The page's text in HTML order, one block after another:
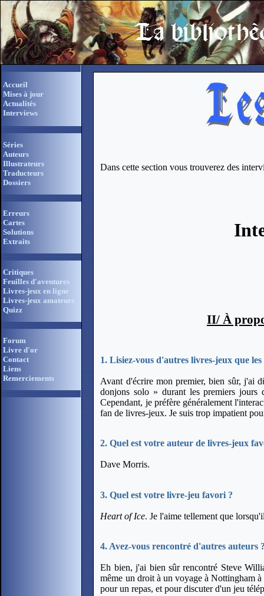
Accueil
Mises à jour
Actualités
Interviews
Séries
Auteurs
Illustrateurs
Traducteurs
Dossiers
Erreurs
Cartes
Solutions
Extraits
Critiques
Feuilles d'aventures
Livres-jeux en ligne
Livres-jeux amateurs
Quizz
Forum
Livre d'or
Contact
Liens
Remerciements
Dans cette section vous trouverez des
II/ À
1. Lisiez-vous d'autres livres-jeux que les
Avant d'écrire mon premier, bien sûr, j'ai
donjons solo » durant les premiers
Cependant, je préfère généralement
fan de livres-jeux. Je suis trop impatient
2. Quel est votre auteur de livres-jeux
Dave Morris.
3. Quel est votre livre-jeu favori ?
Heart of Ice. Je l'aime tellement que
4. Avez-vous rencontré d'autres auteurs
Eh bien, j'ai bien sûr rencontré Steve
même un droit à un voyage à Nottingham
pour un repas, et pour discuter d'un jeu